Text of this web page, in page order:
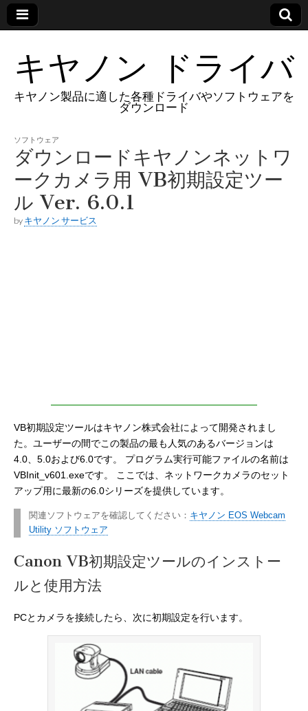
キヤノン ドライバ
キヤノン製品に適した各種ドライバやソフトウェアを
ダウンロード
ソフトウェア
ダウンロードキヤノンネットワ
ークカメラ用 VB初期設定ツー
ル Ver. 6.0.1
by キヤノン サービス
VB初期設定ツールはキヤノン株式会社によって開発されまし
た。ユーザーの間でこの製品の最も人気のあるバージョンは
4.0、5.0および6.0です。 プログラム実行可能ファイルの名前は
VBInit_v601.exeです。 ここでは、ネットワークカメラのセット
アップ用に最新の6.0シリーズを提供しています。
関連ソフトウェアを確認してください： キヤノン EOS Webcam
Utility ソフトウェア
Canon VB初期設定ツールのインストー
ルと使用方法
PCとカメラを接続したら、次に初期設定を行います。